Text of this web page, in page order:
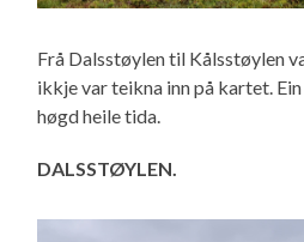
Frå Dalsstøylen til Kålsstøylen
ikkje var teikna inn på kartet.
høgd heile tida.
DALSSTØYLEN.